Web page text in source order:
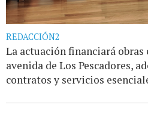
REDACCIÓN2
La actuación financiará
avenida de Los Pescadores,
contratos y servicios